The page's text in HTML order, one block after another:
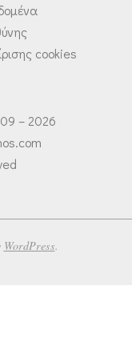
cookies
– 2026
WordPress.